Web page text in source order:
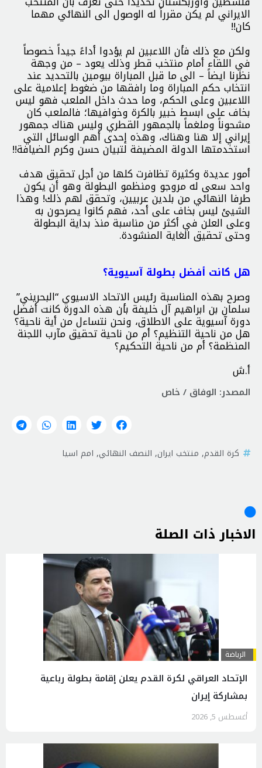
الايراني لم يكن مقرراً له الوصول الى النهائي مهما
كان!!
ولكن مع ذلك فأن اللاعبين لم يؤدوا أداءً جيداً خصوصاً
في اللقاء أمام منتخب قطر وذلك يعود – من وجهة
نظرنا ايضاً – الى ما قبل المباراة بيومين بالتحديد عند
انتخاب حكم المباراة وما رافقها من ضغوط إعلامية على
اللاعبين وعلى الحكم، وما حدث داخل الملعب فهو ليس
بخاف على ابسط خبير بالكرة وخوافيها؛ فالملعب كان
مشحوناً وملغماً بالجمهور القطري وليس هناك جمهور
إيراني إلا هنا وهناك، وهذه إحدى أهم الوسائل التي
استخدمتها الدولة المضيفة لتبيان حسن وكرم الضيافة!!
أمور عديدة وكثيرة تظافرت كلها من أجل تحقيق هدف
واحد سعى له مروجو ومنظمو البطولة وهو أن يكون
طرفا النهائي من بلدين عربيين، وتحقق لهم ذلك! وهذا
الشيئ ليس بخاف على أحد، فهم كانوا يصرحون به
وعلى العلن في أكثر من مناسبة منذ بداية البطولة
وحتى تحقيق الغاية المنشودة.
هل كانت أفضل بطولة آسيوية؟
وصرح بهذه المناسبة رئيس الاتحاد الاسيوي “البحريني”
سلمان بن ابراهيم آل خليفة بأن هذه الدورة كانت أفضل
دورة آسيوية على الاطلاق، ونحن نتساءل من أية ناحية؟
هل من ناحية التنظيم؟ أم من ناحية تحقيق مآرب اللجنة
المنظمة؟ أم من ناحية التحكيم؟
أ.ش
المصدر: الوفاق / خاص
كرة القدم, منتخب ايران, النصف النهائي, امم اسيا
الاخبار ذات الصلة
الرياضة
الإتحاد العراقي لكرة القدم يعلن إقامة بطولة رباعية
بمشاركة إيران
أغسطس 5, 2026